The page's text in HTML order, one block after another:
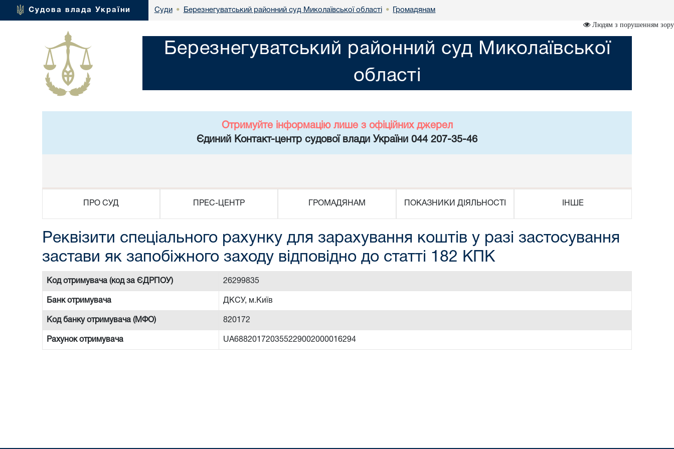
Судова влада України Суди • Березнегуватський районний суд Миколаївської області • Громадянам
Людям з порушенням зору
Березнегуватський районний суд Миколаївської
області
Отримуйте інформацію лише з офіційних джерел
Єдиний Контакт-центр судової влади України 044 207-35-46
ПРО СУД ПРЕС-ЦЕНТР ГРОМАДЯНАМ ПОКАЗНИКИ ДІЯЛЬНОСТІ ІНШЕ
Реквізити спеціального рахунку для зарахування коштів у разі застосування
застави як запобіжного заходу відповідно до статті 182 КПК
Код отримувача (код за ЄДРПОУ) 26299835
Банк отримувача ДКСУ, м.Київ
Код банку отримувача (МФО) 820172
Рахунок отримувача UA688201720355229002000016294